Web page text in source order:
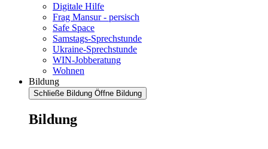
Digitale Hilfe
Frag Mansur - persisch
Safe Space
Samstags-Sprechstunde
Ukraine-Sprechstunde
WIN-Jobberatung
Wohnen
Bildung
Schließe Bildung Öffne Bildung
Bildung